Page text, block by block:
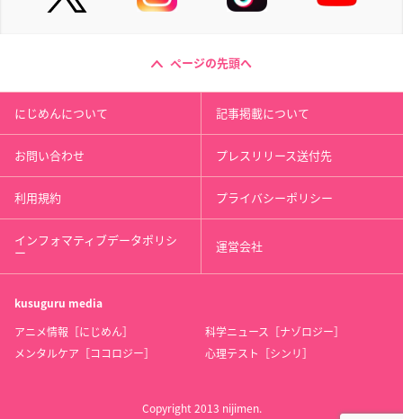
ページの先頭へ
にじめんについて 記事掲載について
お問い合わせ プレスリリース送付先
利用規約 プライバシーポリシー
インフォマティブデータポリシ
ー 運営会社
kusuguru media
アニメ情報［にじめん］
科学ニュース［ナゾロジー］
メンタルケア［ココロジー］
心理テスト［シンリ］
Copyright 2013 nijimen.